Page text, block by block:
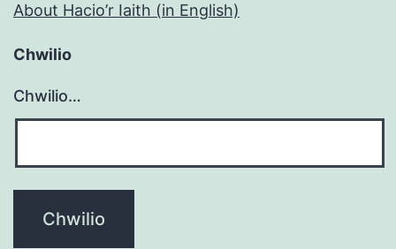
About Hacio’r Iaith (in English)
Chwilio
Chwilio…